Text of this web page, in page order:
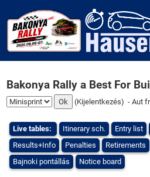
Bakonya Rally a Best For
(Kijelentkezés) - Aut
Live tables: Itinerary sch. Entry list
Results+Info
Penalties Retirements
Bajnoki pontállás
Notice board